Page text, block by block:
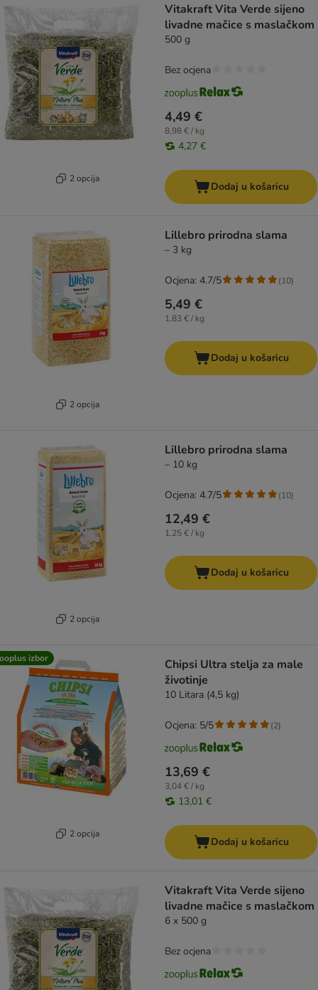
2 opcija
Vitakraft Vita Verde sijeno
livadne mačice s maslačkom
500 g
4,49 €
8,98 € / kg
4,27 €
Bez ocjena
Dodaj u košaricu
2 opcija
Lillebro prirodna slama
– 3 kg
5,49 €
1,83 € / kg
Ocjena: 4.7/5 (10)
Dodaj u košaricu
2 opcija
Lillebro prirodna slama
– 10 kg
12,49 €
1,25 € / kg
Ocjena: 4.7/5 (10)
Dodaj u košaricu
izbor
2 opcija
Chipsi Ultra stelja za male
životinje
10 Litara (4,5 kg)
13,69 €
3,04 € / kg
13,01 €
Ocjena: 5/5 (2)
Dodaj u košaricu
Vitakraft Vita Verde sijeno
livadne mačice s maslačkom
6 x 500 g
Bez ocjena